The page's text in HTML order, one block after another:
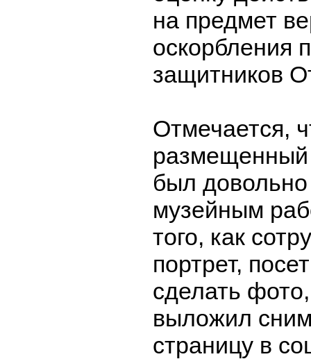
на предмет
оскорбления
защитников
Отмечается,
размещенный
был
музейным
того, как
портрет,
сделать
выложил
страницу в